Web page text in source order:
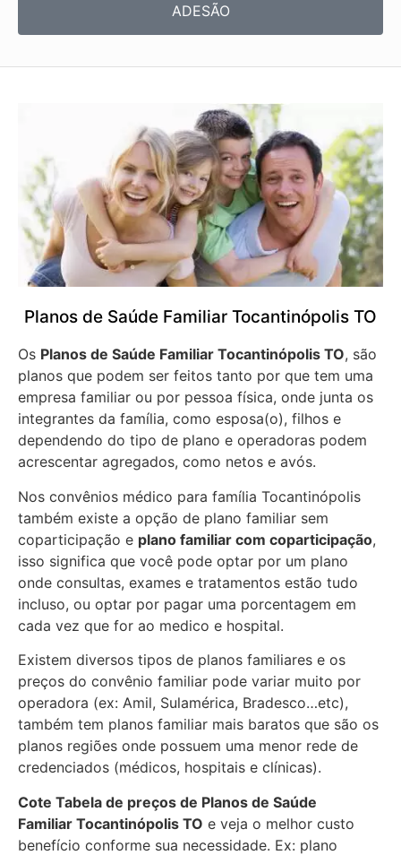
ADESÃO
Planos de Saúde Familiar Tocantinópolis TO
Os Planos de Saúde Familiar Tocantinópolis TO, são
planos que podem ser feitos tanto por que tem uma
empresa familiar ou por pessoa física, onde junta os
integrantes da família, como esposa(o), filhos e
dependendo do tipo de plano e operadoras podem
acrescentar agregados, como netos e avós.
Nos convênios médico para família Tocantinópolis
também existe a opção de plano familiar sem
coparticipação e plano familiar com coparticipação,
isso significa que você pode optar por um plano
onde consultas, exames e tratamentos estão tudo
incluso, ou optar por pagar uma porcentagem em
cada vez que for ao medico e hospital.
Existem diversos tipos de planos familiares e os
preços do convênio familiar pode variar muito por
operadora (ex: Amil, Sulamérica, Bradesco…etc),
também tem planos familiar mais baratos que são os
planos regiões onde possuem uma menor rede de
credenciados (médicos, hospitais e clínicas).
Cote Tabela de preços de Planos de Saúde
Familiar Tocantinópolis TO e veja o melhor custo
benefício conforme sua necessidade. Ex: plano